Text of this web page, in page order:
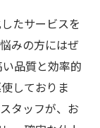
たサービスを
みの方にはぜ
品質と効率的
しておりま
タッフが、お